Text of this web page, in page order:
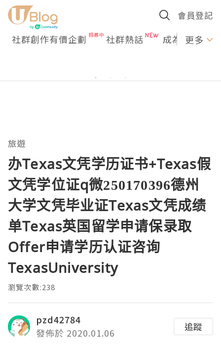
會員登記
社群創作有價企劃 社群熱話 成為U更多
旅遊
办Texas文凭学历证书+Texas假
文凭学位证q微250170396德州
大学文凭毕业证Texas文凭成绩
单Texas英国留学申请保录取
Offer申请学历认证咨询
TexasUniversity
瀏覽次數:238
pzd42784
發佈於 2020.01.06
追蹤